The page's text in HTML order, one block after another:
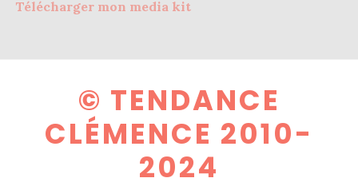
Télécharger mon media kit
© TENDANCE
CLÉMENCE 2010-
2024